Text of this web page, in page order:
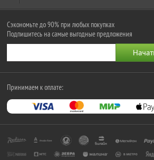
Сэкономьте до 90% при любых покупках
Подпишитесь на самые выгодные предложения
Принимаем к оплате: